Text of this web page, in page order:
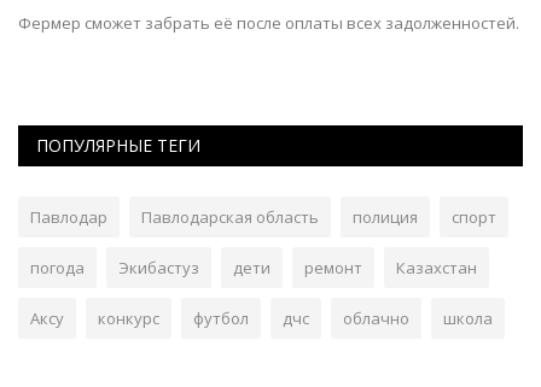
Фермер сможет забрать её после оплаты всех задолженностей.
ПОПУЛЯРНЫЕ ТЕГИ
Павлодар Павлодарская область полиция спорт
погода Экибастуз дети ремонт Казахстан
Аксу конкурс футбол дчс облачно школа